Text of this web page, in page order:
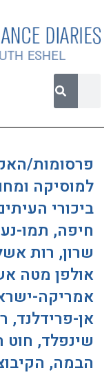
פרסומות/
למוסיקה
ביכורי
חיפה, תמו-
שרון, רות
אולפן מטה
אמריקה-
אן-פרידלנד,
שינפלד,
הבמה,